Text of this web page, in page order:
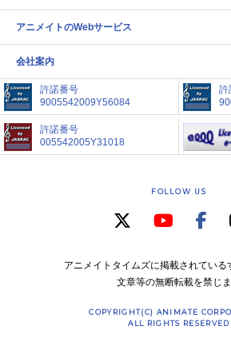
アニメイトのWebサービス
会社案内
許諾番号
9005542009Y56084
許
許諾番号
005542005Y31018
FOLLOW US
アニメイトタイムズに掲載されている
文章等の無断転載を禁じ
COPYRIGHT(C) ANIMATE
ALL RIGHTS RESERVED